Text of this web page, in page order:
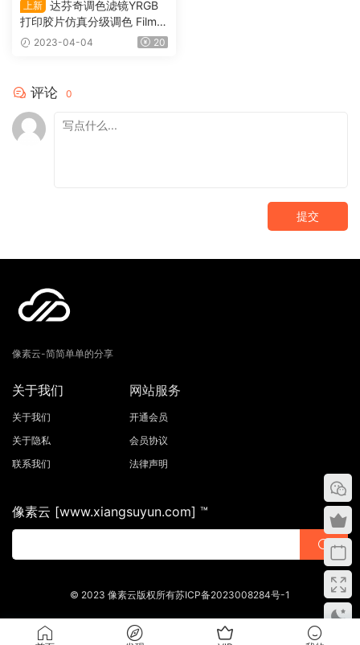
上新 达芬奇调色滤镜YRGB
打印胶片仿真分级调色 FilmU
nlimited Kodak 250D（001
2023-04-04 20
评论 0
提交
像素云-简简单单的分享
关于我们
关于我们
关于隐私
联系我们
网站服务
开通会员
会员协议
法律声明
像素云 [www.xiangsuyun.com] ™
© 2023 像素云版权所有苏ICP备2023008284号-1